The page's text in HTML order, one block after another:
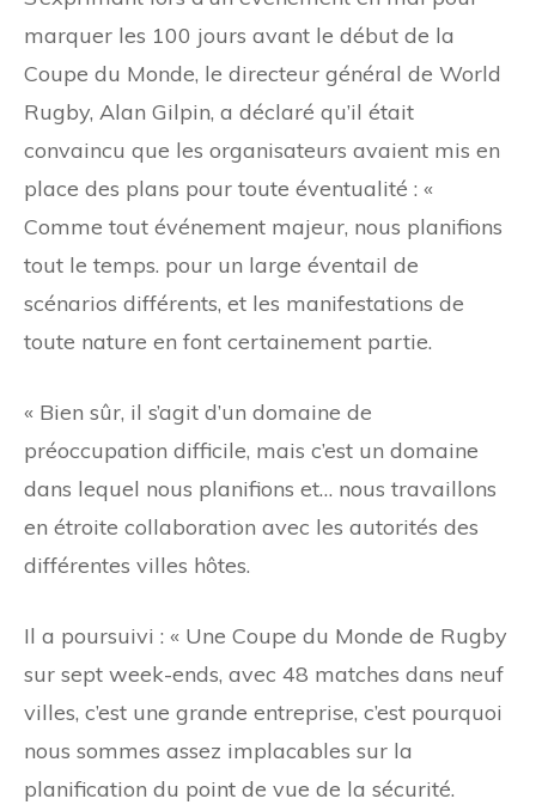
marquer les 100 jours avant le début de la
Coupe du Monde, le directeur général de World
Rugby, Alan Gilpin, a déclaré qu’il était
convaincu que les organisateurs avaient mis en
place des plans pour toute éventualité : «
Comme tout événement majeur, nous planifions
tout le temps. pour un large éventail de
scénarios différents, et les manifestations de
toute nature en font certainement partie.
« Bien sûr, il s’agit d’un domaine de
préoccupation difficile, mais c’est un domaine
dans lequel nous planifions et… nous travaillons
en étroite collaboration avec les autorités des
différentes villes hôtes.
Il a poursuivi : « Une Coupe du Monde de Rugby
sur sept week-ends, avec 48 matches dans neuf
villes, c’est une grande entreprise, c’est pourquoi
nous sommes assez implacables sur la
planification du point de vue de la sécurité.